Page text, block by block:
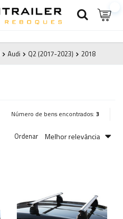
Audi Q2 (2017-2023) 2018
Número de bens encontrados: 3
Ordenar Melhor relevância